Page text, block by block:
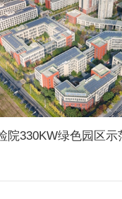
院330KW绿色园区